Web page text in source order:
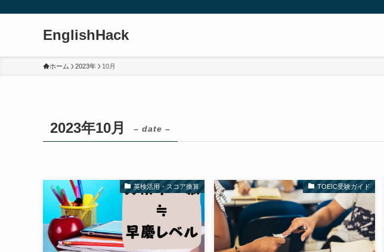
EnglishHack
ホーム 2023年 10月
2023年10月 – date –
英検活用・スコア換算 TOEIC受験ガイド